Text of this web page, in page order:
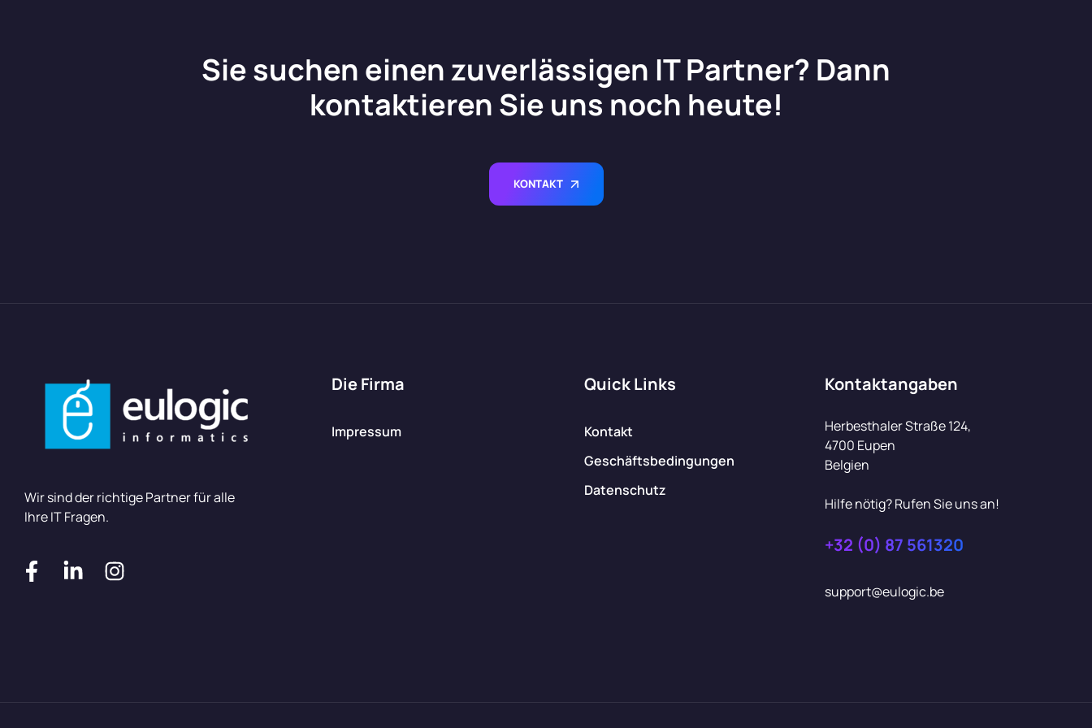
Sie suchen einen zuverlässigen IT Partner? Dann
kontaktieren Sie uns noch heute!
KONTAKT
Wir sind der richtige Partner für alle
Ihre IT Fragen.
Die Firma
Impressum
Quick Links
Kontakt
Geschäftsbedingungen
Datenschutz
Kontaktangaben
Herbesthaler Straße 124,
4700 Eupen
Belgien
Hilfe nötig? Rufen Sie uns an!
+32 (0) 87 561320
support@eulogic.be